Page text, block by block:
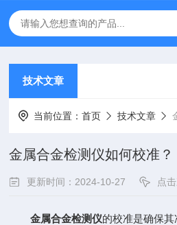
技术文章
当前位置：首页 技术文章
金属合金检测仪如何校准？
更新时间：2024-10-27 点
金属合金检测仪的校准是确保